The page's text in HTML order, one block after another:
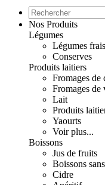
Nos Produits
Légumes
Légumes frais
Conserves
Produits laitiers
Fromages de
Fromages de
Lait
Produits
Yaourts
Voir plus...
Boissons
Jus de fruits
Boissons
Cidre